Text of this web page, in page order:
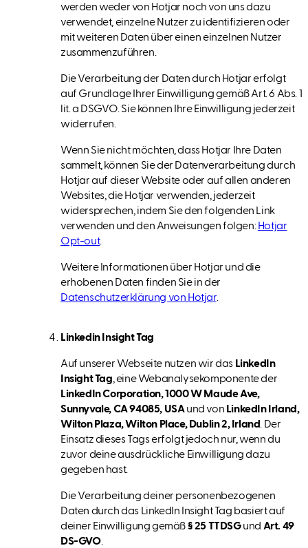
werden weder von Hotjar noch von uns dazu
verwendet, einzelne Nutzer zu identifizieren oder
mit weiteren Daten über einen einzelnen Nutzer
zusammenzuführen.
Die Verarbeitung der Daten durch Hotjar erfolgt
auf Grundlage Ihrer Einwilligung gemäß Art. 6 Abs. 1
lit. a DSGVO. Sie können Ihre Einwilligung jederzeit
widerrufen.
Wenn Sie nicht möchten, dass Hotjar Ihre Daten
sammelt, können Sie der Datenverarbeitung durch
Hotjar auf dieser Website oder auf allen anderen
Websites, die Hotjar verwenden, jederzeit
widersprechen, indem Sie den folgenden Link
verwenden und den Anweisungen folgen: Hotjar
Opt-out.
Weitere Informationen über Hotjar und die
erhobenen Daten finden Sie in der
Datenschutzerklärung von Hotjar.
Linkedin Insight Tag
Auf unserer Webseite nutzen wir das LinkedIn
Insight Tag, eine Webanalysekomponente der
LinkedIn Corporation, 1000 W Maude Ave,
Sunnyvale, CA 94085, USAund von LinkedIn Irland,
Wilton Plaza, Wilton Place, Dublin 2, Irland. Der
Einsatz dieses Tags erfolgt jedoch nur, wenn du
zuvor deine ausdrückliche Einwilligung dazu
gegeben hast.
Die Verarbeitung deiner personenbezogenen
Daten durch das LinkedIn Insight Tag basiert auf
deiner Einwilligung gemäß§ 25 TTDSGund Art. 49
DS-GVO.